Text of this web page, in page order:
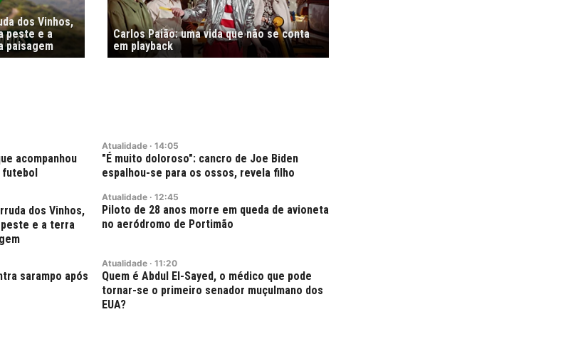
dos Vinhos,
peste e a
paisagem
Carlos Paião: uma vida que não se conta
em playback
acompanhou
futebol
Atualidade · 14:05
"É muito doloroso": cancro de Joe Biden
espalhou-se para os ossos, revela filho
dos Vinhos,
e a terra
Atualidade · 12:45
Piloto de 28 anos morre em queda de avioneta
no aeródromo de Portimão
sarampo após
Atualidade · 11:20
Quem é Abdul El-Sayed, o médico que pode
tornar-se o primeiro senador muçulmano dos
EUA?